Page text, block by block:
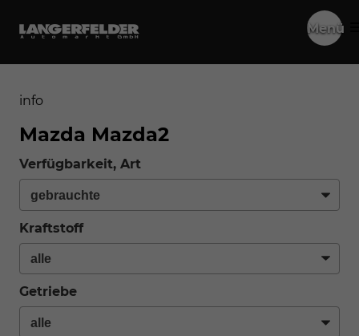
Menü
info
Mazda Mazda2
Verfügbarkeit, Art
Kraftstoff
Getriebe